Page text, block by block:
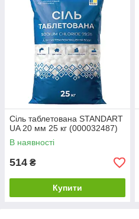
Сіль таблетована STANDART
UA 20 мм 25 кг (000032487)
В наявності
514 ₴
Купити